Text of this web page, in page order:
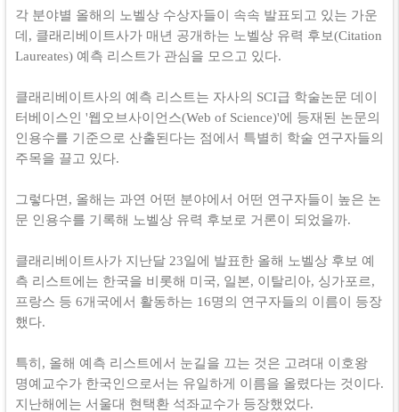
각 분야별 올해의 노벨상 수상자들이 속속 발표되고 있는 가운
데, 클래리베이트사가 매년 공개하는 노벨상 유력 후보(Citation
Laureates) 예측 리스트가 관심을 모으고 있다.
클래리베이트사의 예측 리스트는 자사의 SCI급 학술논문 데이
터베이스인 '웹오브사이언스(Web of Science)'에 등재된 논문의
인용수를 기준으로 산출된다는 점에서 특별히 학술 연구자들의
주목을 끌고 있다.
그렇다면, 올해는 과연 어떤 분야에서 어떤 연구자들이 높은 논
문 인용수를 기록해 노벨상 유력 후보로 거론이 되었을까.
클래리베이트사가 지난달 23일에 발표한 올해 노벨상 후보 예
측 리스트에는 한국을 비롯해 미국, 일본, 이탈리아, 싱가포르,
프랑스 등 6개국에서 활동하는 16명의 연구자들의 이름이 등장
했다.
특히, 올해 예측 리스트에서 눈길을 끄는 것은 고려대 이호왕
명예교수가 한국인으로서는 유일하게 이름을 올렸다는 것이다.
지난해에는 서울대 현택환 석좌교수가 등장했었다.